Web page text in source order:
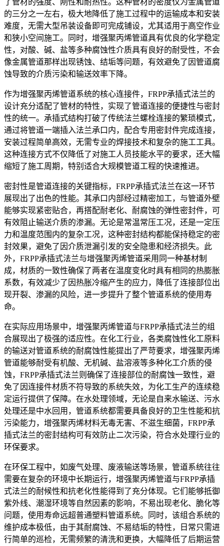
的三分之一左右，极大地降低了施工过程中的运输成本和安装
难度，无需大型吊装设备即可完成铺设，尤其适用于高空作业
和狭小空间施工。同时，增强聚丙烯管道具有优良的化学稳定
性，对酸、碱、盐等多种腐蚀性介质具有良好的耐受性，不会
像金属管道那样出现锈蚀、结垢等问题，有效避免了因管道腐
蚀导致的介质污染和输送效率下降。
作为增强聚丙烯管道系统的核心连接件，FRPP承插式法兰的
设计充分适配了管材的特性，实现了管道连接的便捷性与密封
性的统一。承插式结构打破了传统法兰螺栓连接的繁琐模式，
通过将管道一端插入法兰承口内，配合专用密封件完成连接，
安装过程简单高效，无需专业的焊接技术和复杂的施工工具。
这种连接方式不仅降低了对施工人员技能水平的要求，还大幅
缩短了施工周期，特别适合大规模管道工程的快速推进。
密封性是管道连接的关键指标，FRPP承插式法兰在这一环节
展现出了出色的性能。其承口内部经过精密加工，与管道外壁
能够实现紧密贴合，再搭配耐老化、耐腐蚀的弹性密封件，可
有效阻止输送介质的渗漏。无论是常温常压工况，还是一定压
力和温度范围内的复杂工况，这种密封结构都能保持稳定的密
封效果，避免了因介质泄漏引发的安全隐患和经济损失。此
外，FRPP承插式法兰与增强聚丙烯管道采用同一种基材制
成，材质的一致性确保了两者在温度变化时具有相同的热膨胀
系数，有效减少了因热胀冷缩产生的应力，降低了连接部位出
现开裂、渗漏的风险，进一步提升了整个管道系统的使用寿
命。
在实际应用场景中，增强聚丙烯管道与FRPP承插式法兰的组
合展现出了极强的适应性。在化工行业，各类腐蚀性化工原料
的输送对管道系统的耐腐蚀性能提出了严苛要求，增强聚丙烯
管道能够耐受有机酸、无机碱、盐溶液等多种化工介质的侵
蚀，FRPP承插式法兰则确保了连接部位的耐腐蚀一致性，避
免了因连接件材质不符导致的系统失效，为化工生产的连续稳
定运行提供了保障。在水处理领域，无论是自来水输送、污水
处理还是中水回用，管道系统都需要具备良好的卫生性能和抗
污染能力，增强聚丙烯材料无毒无害、不滋生细菌，FRPP承
插式法兰的密封结构可有效防止二次污染，符合水处理行业的
环保要求。
在环保工程中，如废气处理、废液输送等场景，管道系统往往
需要在复杂的环境中长期运行，增强聚丙烯管道与FRPP承插
式法兰的耐候性和抗老化性能得到了充分体现。它们能够抵御
紫外线、潮湿环境等自然因素的影响，不易出现老化、脆化等
问题，使用寿命远超普通塑料管道系统。同时，该组合系统的
维护成本极低，由于其耐腐蚀、不易结垢的特性，日常只需进
行简单的巡检，无需频繁的清洗和更换，大幅降低了后期运营